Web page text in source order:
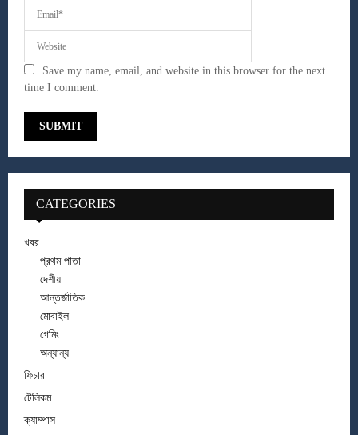
Save my name, email, and website in this browser for the next
time I comment.
CATEGORIES
খবর
প্রথম পাতা
দেশীয়
আন্তর্জাতিক
মোবাইল
গেমিং
অন্যান্য
ফিচার
টেলিকম
ক্যাম্পাস